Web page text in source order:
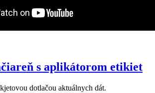
s aplikátorom etikiet
dotlačou aktuálnych dát.